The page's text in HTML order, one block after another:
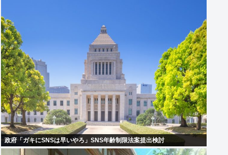
政府「ガキにSNSは早いやろ」SNS年齢制限法案提出検討